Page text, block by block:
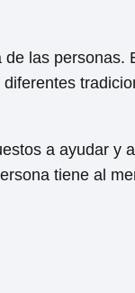
las personas.
a ayudar y
tiene al